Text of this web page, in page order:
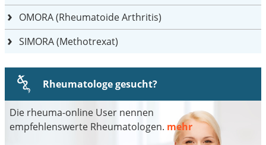
OMORA (Rheumatoide Arthritis)
SIMORA (Methotrexat)
Rheumatologe gesucht?
Die rheuma-online User nennen
empfehlenswerte Rheumatologen. mehr